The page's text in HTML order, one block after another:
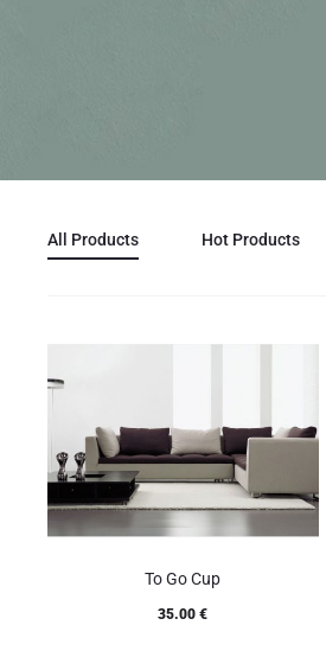
All Products Hot Products
To Go Cup
35.00€